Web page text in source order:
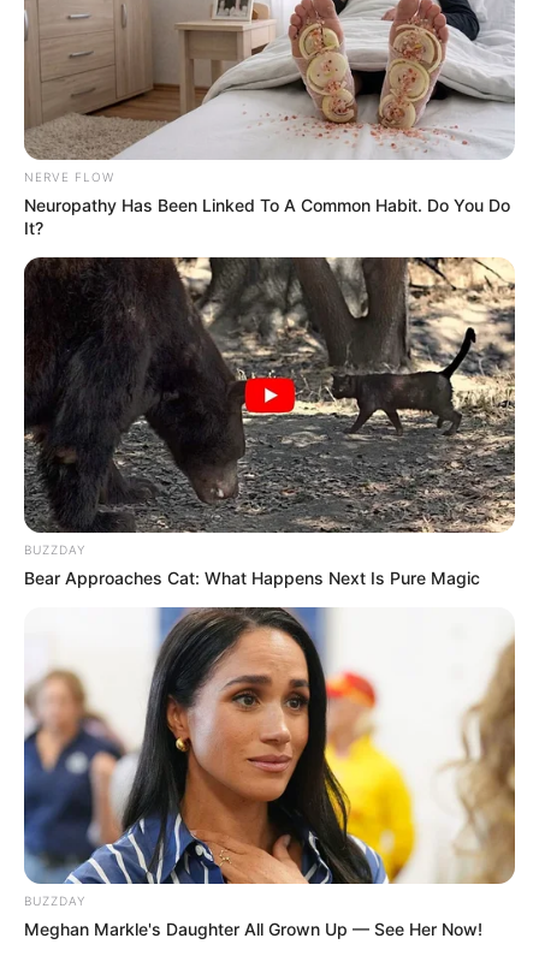
NERVE FLOW
Neuropathy Has Been Linked To A Common Habit. Do You Do
It?
BUZZDAY
Bear Approaches Cat: What Happens Next Is Pure Magic
BUZZDAY
Meghan Markle's Daughter All Grown Up — See Her Now!